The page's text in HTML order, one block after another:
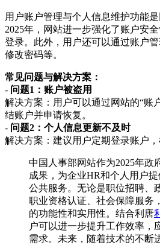
用户账户管理与个人信息维护功能是
2025年，网站进一步强化了账户安
登录。此外，用户还可以通过账户管
修改密码等。
常见问题与解决方案：
- 问题1：账户被盗用
解决方案：用户可以通过网站的“账
结账户并申请恢复。
- 问题2：个人信息更新不及时
解决方案：建议用户定期登录账户，
中国人事部网站作为2025年政
成果，为企业HR和个人用户
公共服务。无论是职位招聘、
职业资格认证、社会保障服务
的功能性和实用性。结合利唐
户可以进一步提升工作效率，
需求。未来，随着技术的不断